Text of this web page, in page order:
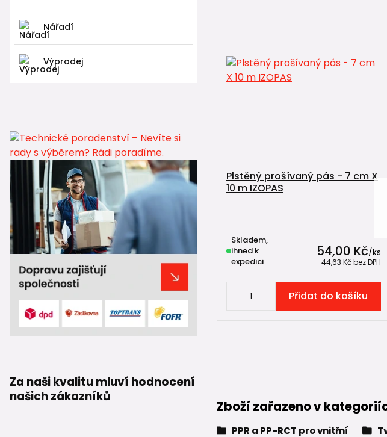
Nářadí
Výprodej
Za naši kvalitu mluví hodnocení
našich zákazníků
Plstěný prošívaný pás - 7 cm X
10 m IZOPAS
54,00 Kč/ks
44,63 Kčbez DPH
Skladem,
ihned k
expedici
Přidat do košíku
Zboží zařazeno v
PPR a PP-RCT pro vnitřní